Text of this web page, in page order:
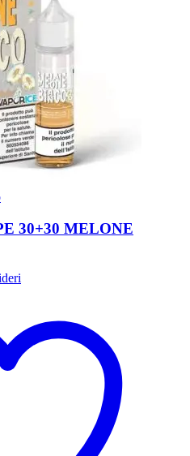
30+30 MELONE